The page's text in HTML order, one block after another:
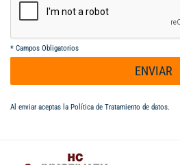
* Campos Obligatorios
ENVIAR
Al enviar aceptas la Política de Tratamiento de datos.